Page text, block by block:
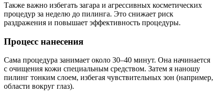
Также важно избегать загара и агрессивных косметических
процедур за неделю до пилинга. Это снижает риск
раздражения и повышает эффективность процедуры.
Процесс нанесения
Сама процедура занимает около 30–40 минут. Она начинается
с очищения кожи специальным средством. Затем я наношу
пилинг тонким слоем, избегая чувствительных зон (например,
области вокруг глаз).